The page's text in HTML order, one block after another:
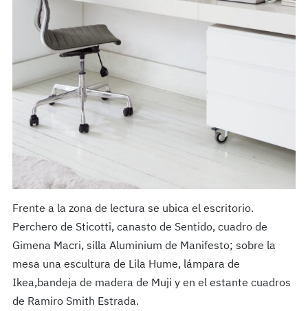
Frente a la zona de lectura se ubica el escritorio.
Perchero de Sticotti, canasto de Sentido, cuadro de
Gimena Macri, silla Aluminium de Manifesto; sobre la
mesa una escultura de Lila Hume, lámpara de
Ikea,bandeja de madera de Muji y en el estante cuadros
de Ramiro Smith Estrada.